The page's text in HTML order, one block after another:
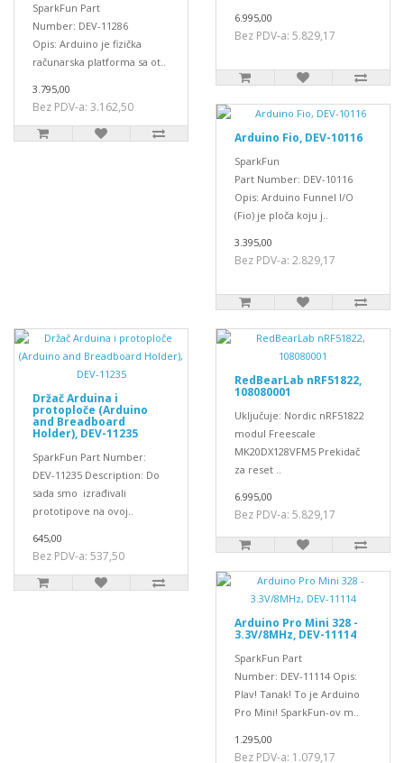
SparkFun Part
Number: DEV-11286
Opis: Arduino je fizička
računarska platforma sa ot..
3.795,00
Bez PDV-a: 3.162,50
6.995,00
Bez PDV-a: 5.829,17
Arduino Fio, DEV-10116
SparkFun
Part Number: DEV-10116
Opis: Arduino Funnel I/O
(Fio) je ploča koju j..
3.395,00
Bez PDV-a: 2.829,17
Držač Arduina i
protoploče (Arduino
and Breadboard
Holder), DEV-11235
SparkFun Part Number:
DEV-11235 Description: Do
sada smo izrađivali
prototipove na ovoj..
645,00
Bez PDV-a: 537,50
RedBearLab nRF51822,
108080001
Uključuje: Nordic nRF51822
modul Freescale
MK20DX128VFM5 Prekidač
za reset ..
6.995,00
Bez PDV-a: 5.829,17
Arduino Pro Mini 328 -
3.3V/8MHz, DEV-11114
SparkFun Part
Number: DEV-11114 Opis:
Plav! Tanak! To je Arduino
Pro Mini! SparkFun-ov m..
1.295,00
Bez PDV-a: 1.079,17